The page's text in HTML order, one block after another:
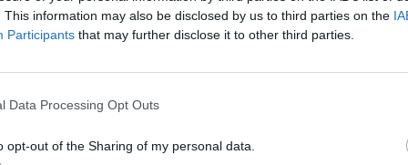
This information may also be disclosed by us to third parties on the
Participants that may further disclose it to other third parties.
Data Processing Opt Outs
opt-out of the Sharing of my personal data.
rendendo la vita durissima ai difensori friulani.
Vicino al gol al 10' e al 14', innesca Inglese in
occasione del primo gol del Parma. Nel